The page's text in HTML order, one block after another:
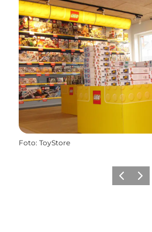
Foto: ToyStore
ZurückWeiter